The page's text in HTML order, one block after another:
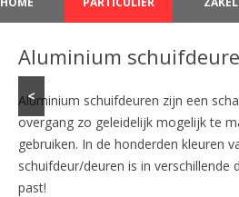
SERRE / VERANDA
ZONWERING
Aluminium
<
Aluminium schuifdeuren zijn een
overgang zo geleidelijk mogelijk te
gebruiken. In de honderden kleuren
schuifdeur/deuren is in
past!